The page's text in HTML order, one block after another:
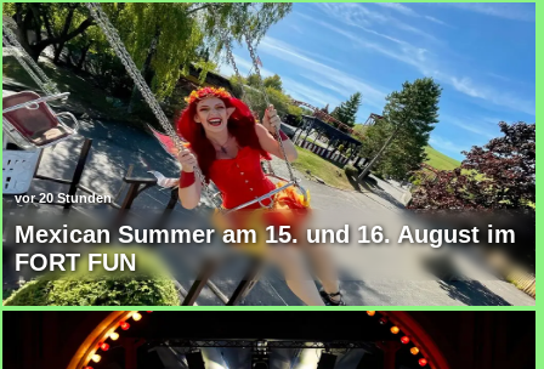
Mexican Summer am 15. und 16. August im
FORT FUN